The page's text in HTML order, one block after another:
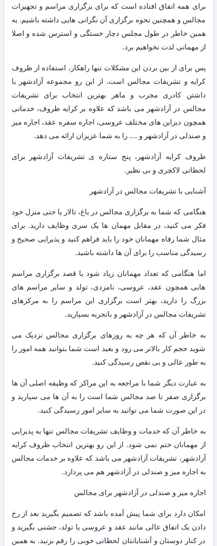
برای همه اتفاق افتاده است که برای برگزاری مراسم و تجهیزات
مجالس و همچنین نحوه برگزاری آن نگرانی هایی داشته باشیم. به
همین خاطر در طول مجلس دچار خستگی و استرس شده و اصلا
از مهمانی لذت نخواهیم برد.
پس برای از بین بردن این مشکلات تنها راهکار، استفاده از ظروف
کرایه و تشریفات مجالس است. از این رو مجموعه آزادشهر با
داشتن کادری مجرب و ماهر بهترین انتخاب برای تشریفات
مجالس در آزادشهر می باشد که علاوه بر کرایه ظروف، خدماتی
همچون دیزاین های مختلف عروسی، اجاره سفره عقد، اجاره میز
و صندلی در آزادشهر و …. را به شما عزیزان ارائه می دهد.
ظروف کرایه آزادشهر، پنج ستاره ی تشریفات آزادشهر برای
لحظاتی لاکچری و بی نظیر.
آشنایی با تشریفات مجالس در آزادشهر
هنگامی که شما به برگزاری مجالس در باغ، تالار یا حتی منزل خود
فکر می کنید، در مقابل مهمان ها یک سری وظایف دارید. برای
مثال شما رفاه مهمانان خود را باید فراهم کنید و پذیرایی صحیح و
رسیدگی مناسب را برای آن ها داشته باشید.
اما هنگامی که تعداد مهمانان زیاد شود یا قصد برگزاری مراسم
هایی همچون عقد، عروسی، نامزدی، تولد و سایر مراسم های
بزرگ را دارید، بهتر است برگزاری این مراسم را به مرکزهای
تشریفات مجالس در آزادشهر و باتجربه بسپارید.
به خاطر آن که هر چه به روزهای برگزاری مجالس نزدیک می
شوید حجم کار بالاتر می رود و بعید است شما بتوانید همه امور را
به طور عالی و بی نقص رسیدگی کنید.
به عبارت دیگر شما با مراجعه به این مراکز که وظیفه اصلی آن ها
برگزاری صفر تا صد مجالس شما است را به آن ها می سپارید و
در این صورت شما می توانید به سایر امور رسیدگی کنید.
به خاطر آن که خدمات و وظایف تشریفات مجالس تنها به پذیرایی
از مهمانان ختم نمی شود. از این رو بهترین انتخاب ظروف کرایه
آزادشهر، تشریفات آزادشهر می باشد که علاوه بر خدمات مجالس
به اجاره میز و صندلی در آزادشهر هم می پردازد.
اجاره میز و صندلی در آزادشهر برای مجالس
امکان دارد برای شما پیش آمده باشد که تصمیم بگیرید بعد از رخ
دادن یک اتفاق عالی مانند عقد و عروسی یا تولد، جشنی بگیرید و
در کنار دوستان و آشنایانتان لحظاتی خوبی را رقم بزنید. به همین